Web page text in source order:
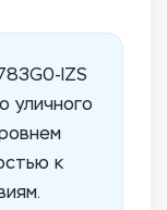
IZS
уличного
к